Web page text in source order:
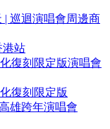
| 巡迴演唱會周邊商
港站
復刻限定版演唱會
復刻限定版
雄跨年演唱會